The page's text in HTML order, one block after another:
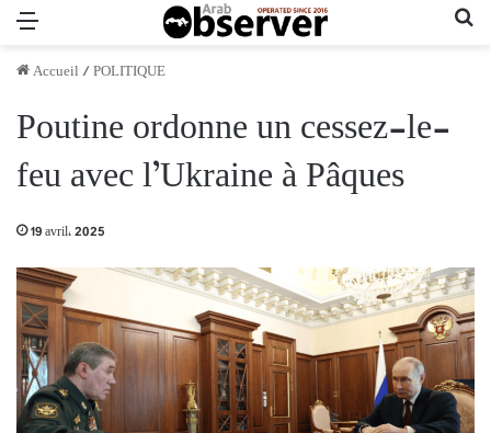
Accueil /POLITIQUE
Poutine ordonne un cessez-le-
feu avec l’Ukraine à Pâques
19 avril، 2025